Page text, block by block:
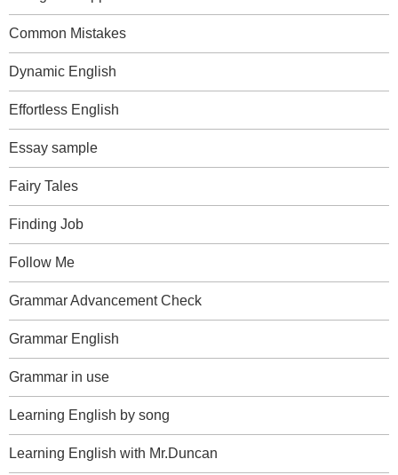
Common Mistakes
Dynamic English
Effortless English
Essay sample
Fairy Tales
Finding Job
Follow Me
Grammar Advancement Check
Grammar English
Grammar in use
Learning English by song
Learning English with Mr.Duncan